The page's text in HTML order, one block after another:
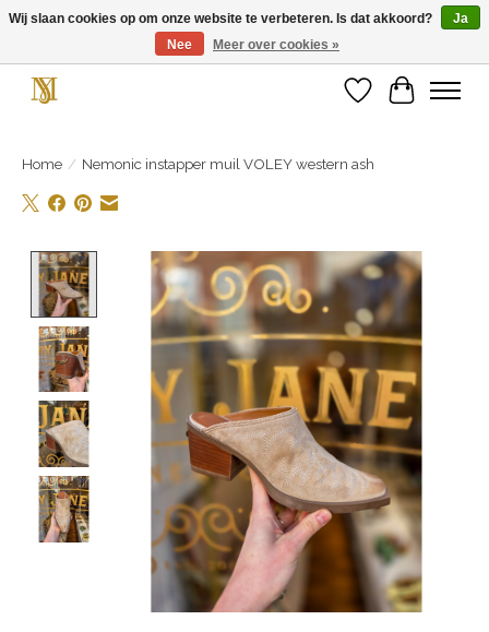
Unieke schoenen en een feestje aan je voeten! Gratis verzending vanaf € 75,-
Verlanglijst
Home / Nemonic instapper muil VOLEY western ash
Product image slideshow Items
Wij slaan cookies op om onze website te verbeteren. Is dat akkoord?
Ja
Nee
Meer over cookies »